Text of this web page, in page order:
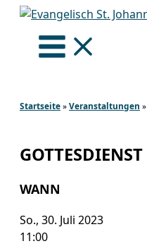
Zum
springen
Startseite»Veranstaltungen »
GOTTESDIENST
WANN
So., 30. Juli 2023
11:00